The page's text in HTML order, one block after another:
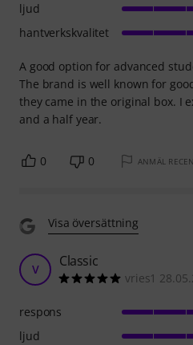
A good option for advanced
The brand is well known for
they came in the original box. I
and a half year.
ljud
hantverkskvalitet
0 0 ANMÄL
Visa översättning
V Classic
vries1
respons
ljud